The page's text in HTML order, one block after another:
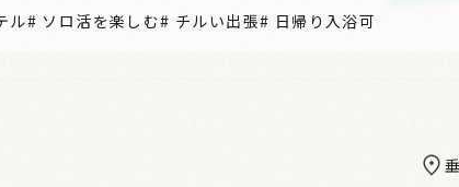
ル# ソロ活を楽しむ# チルい出張# 日帰り入浴可